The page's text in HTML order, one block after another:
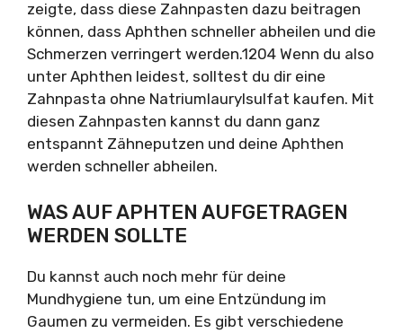
zeigte, dass diese Zahnpasten dazu beitragen
können, dass Aphthen schneller abheilen und die
Schmerzen verringert werden.1204 Wenn du also
unter Aphthen leidest, solltest du dir eine
Zahnpasta ohne Natriumlaurylsulfat kaufen. Mit
diesen Zahnpasten kannst du dann ganz
entspannt Zähneputzen und deine Aphthen
werden schneller abheilen.
WAS AUF APHTEN AUFGETRAGEN
WERDEN SOLLTE
Du kannst auch noch mehr für deine
Mundhygiene tun, um eine Entzündung im
Gaumen zu vermeiden. Es gibt verschiedene